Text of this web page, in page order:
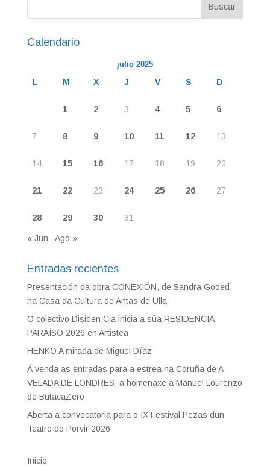
Calendario
julio 2025
L M X J V S D
1 2 3 4 5 6
7 8 9 10 11 12 13
14 15 16 17 18 19 20
21 22 23 24 25 26 27
28 29 30 31
« Jun Ago »
Entradas recientes
Presentación da obra CONEXIÓN, de Sandra Goded,
na Casa da Cultura de Antas de Ulla
O colectivo Disiden.Cia inicia a súa RESIDENCIA
PARAÍSO 2026 en Artistea
HENKO A mirada de Miguel Díaz
Á venda as entradas para a estrea na Coruña de A
VELADA DE LONDRES, a homenaxe a Manuel Lourenzo
de ButacaZero
Aberta a convocatoria para o IX Festival Pezas dun
Teatro do Porvir 2026
Inicio